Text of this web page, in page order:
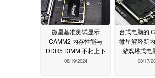
微星基准测试显示
CAMM2 内存性能与
DDR5 DIMM 不相上下
08/19/2024
台式电脑的
微星解释新
游戏塔式电
08/17/